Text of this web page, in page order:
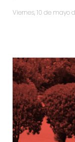
viernes, 10 de mayo